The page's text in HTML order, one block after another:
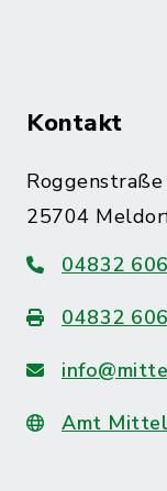
Kontakt
25704
04832
04832
Amt